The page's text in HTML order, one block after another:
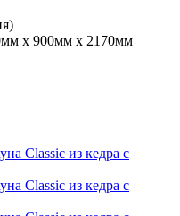
х 900мм х 2170мм